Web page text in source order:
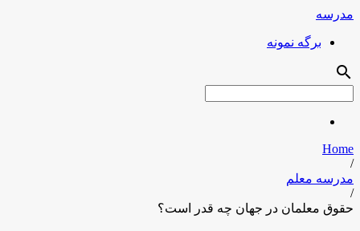
مدرسه
برگه نمونه
search
Home
/
مدرسه معلم
/
حقوق معلمان در جهان چه قدر است؟